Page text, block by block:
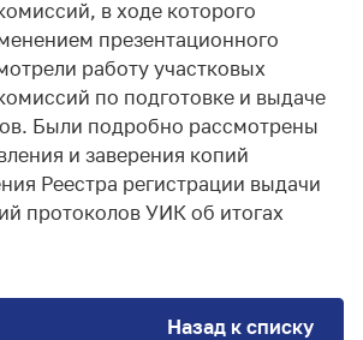
в ходе которого
презентационного
работу участковых
по подготовке и выдаче
Были подробно рассмотрены
и заверения копий
Реестра регистрации выдачи
протоколов УИК об итогах
Назад к списку